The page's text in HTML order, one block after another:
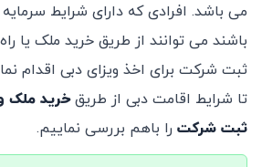
می باشد. افرادی که دارای شرایط
باشند می توانند از طریق خرید ملک یا
ثبت شرکت برای اخذ ویزای دبی اقدام
تا شرایط اقامت دبی از طریقخرید ملک
ثبت شرکت را باهم بررسی نماییم.